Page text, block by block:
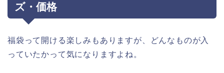
ズ・価格
福袋って開ける楽しみもありますが、どんなものが入
っていたかって気になりますよね。